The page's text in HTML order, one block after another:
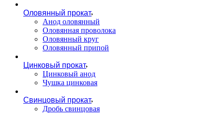
Оловянный прокат
Анод оловянный
Оловянная проволока
Оловянный круг
Оловянный припой
Цинковый прокат
Цинковый анод
Чушка цинковая
Свинцовый прокат
Дробь свинцовая